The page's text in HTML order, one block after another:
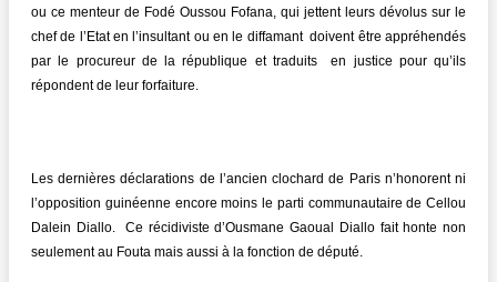
ou ce menteur de Fodé Oussou Fofana, qui jettent leurs dévolus sur le
chef de l’Etat en l’insultant ou en le diffamant doivent être appréhendés
par le procureur de la république et traduits en justice pour qu’ils
répondent de leur forfaiture.
Les dernières déclarations de l’ancien clochard de Paris n’honorent ni
l’opposition guinéenne encore moins le parti communautaire de Cellou
Dalein Diallo. Ce récidiviste d’Ousmane Gaoual Diallo fait honte non
seulement au Fouta mais aussi à la fonction de député.